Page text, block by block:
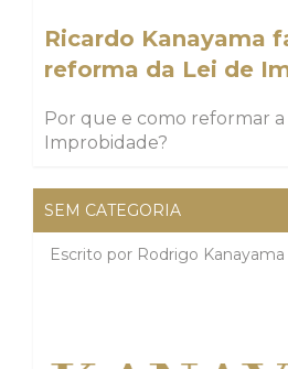
Ricardo Kanayama
reforma da Lei de
Por que e como reformar a
Improbidade?
SEM CATEGORIA
Escrito por Rodrigo Kanayama